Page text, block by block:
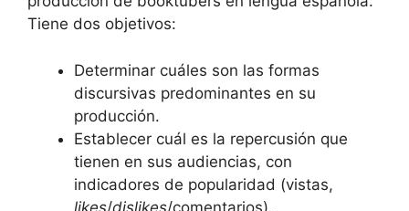
Tiene dos objetivos:
Determinar cuáles son las formas
discursivas predominantes en su
producción.
Establecer cuál es la repercusión que
tienen en sus audiencias, con
indicadores de popularidad (vistas,
likes/dislikes/comentarios).